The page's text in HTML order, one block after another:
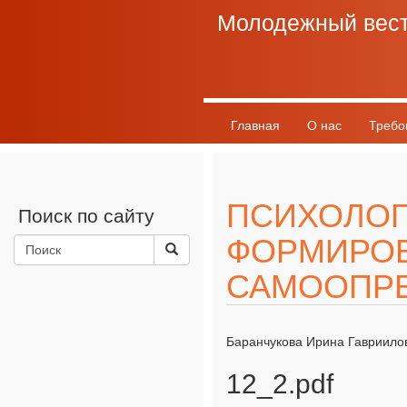
Молодежный
Главная О нас
Поиск по сайту
Баранчукова Ирина
12_2.pdf